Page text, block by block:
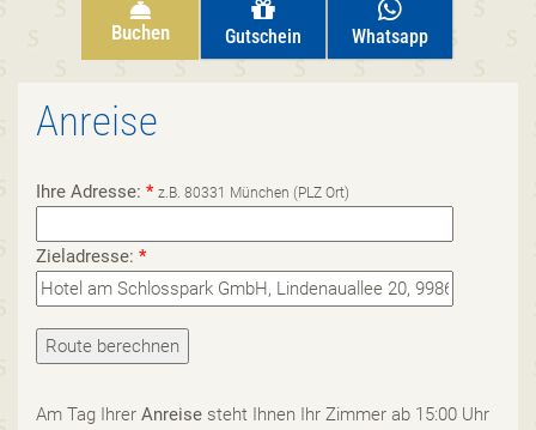
Buchen Gutschein Whatsapp
Anreise
Ihre Adresse: * z.B. 80331 München (PLZ Ort)
Zieladresse: *
Am Tag Ihrer Anreise steht Ihnen Ihr Zimmer ab 15:00 Uhr